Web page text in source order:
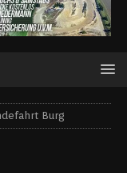
Burg